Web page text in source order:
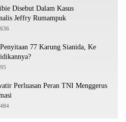
Disebut Dalam Kasus
Jeffry Rumampuk
636
77 Karung Sianida, Ke
Perluasan Peran TNI Menggerus
484